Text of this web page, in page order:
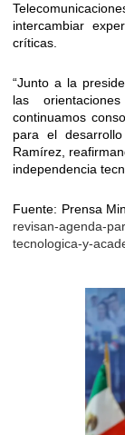
intercambiar
críticas.
“Junto a la
las
continuamos
para el
Ramírez,
independencia
Fuente: Prensa
revisan-agenda-
tecnologica-y-